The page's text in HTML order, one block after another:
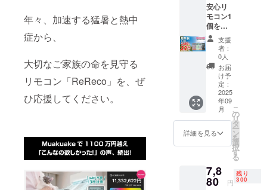
年々、加速する猛暑と熱中
症から、
大切なご家族の命を見守る
リモコン「ReReco」を、ぜ
ひ応援してください。
安心リ
モコン1
個をお
届けい
たしま
す。
9,850円
→7,683
(22％O
支援
者：
0人
お届
け予
定：
2025
年09
月
詳細を見る
こ
の
リ
タ
ー
ン
を
選
択
す
る
7,8
80 円
残り
300